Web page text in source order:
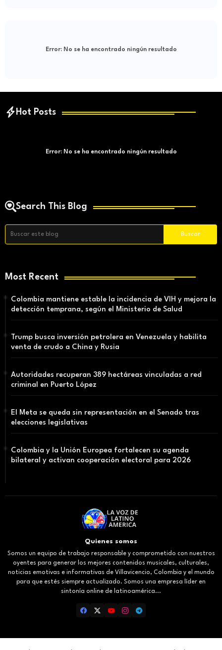
Error:No se ha encontrado ningún resultado
Hot Posts
Error:No se ha encontrado ningún resultado
Search This Blog
Most Recent
Colombia mantiene estable la incidencia de VIH y mejora la
detección temprana, según el Ministerio de Salud
Trump busca inversión petrolera en Venezuela y habilita
venta de crudo a China y Rusia
Autoridades recuperan 389 hectáreas vinculadas a red
criminal en Puerto López
El Meta se queda sin representación en el Senado tras
elecciones legislativas
Colombia y la Unión Europea fortalecen su agenda
bilateral y activan cooperación electoral para 2026
Quienes somos
Somos un equipo de trabajo responsable y comprometido con nuestros
oyentes para generar los mejores contenidos musicales, culturales,
noticias emotivas e informativas de Villavicencio, Colombia y el mundo
para que estés siempre actualizado. Somos una empresa líder en
sintonía online de latinoamérica...